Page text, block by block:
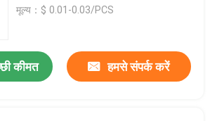
मूल्य：$ 0.01-0.03/PCS
कीमत हमसे संपर्क करें